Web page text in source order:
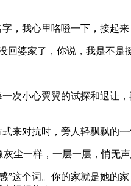
，我心里咯噔一下，接起来
回婆家了，你说，我是不是
次小心翼翼的试探和退让
来对抗时，旁人轻飘飘的一
尘一样，一层一层，悄无
这个词。你的家就是她的